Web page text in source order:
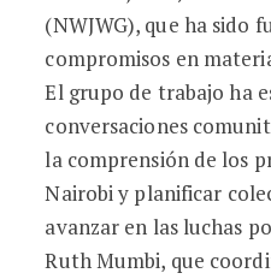
(NWJWG), que ha sido
compromisos en
El grupo de trabajo ha
conversaciones
la comprensión de los
Nairobi y planificar
avanzar en las luchas
Ruth Mumbi, que